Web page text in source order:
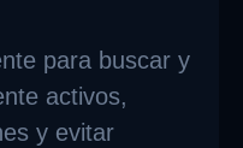
para buscar y
activos,
y evitar